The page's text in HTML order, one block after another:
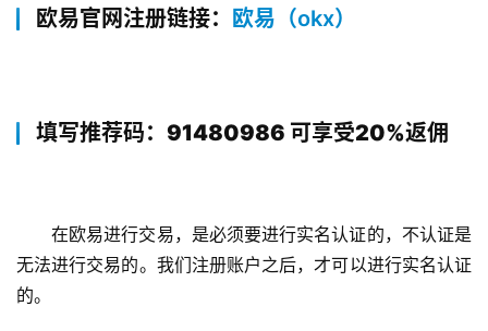
欧易官网注册链接： 欧易（okx）
填写推荐码：91480986 可享受20%返佣
在欧易进行交易，是必须要进行实名认证的，不认证是
无法进行交易的。我们注册账户之后，才可以进行实名认证
的。